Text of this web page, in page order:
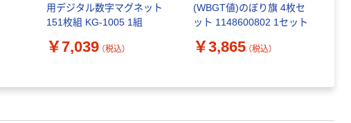
用デジタル数字マグネット
151枚組 KG-1005 1組
￥7,039 （税込）
(WBGT値)のぼり旗 4枚セ
ット 1148600802 1セット
￥3,865 （税込）